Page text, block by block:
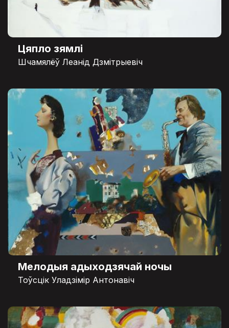
Цяпло зямлі
Шчамялёў Леанід Дзмітрыевіч
Мелодыя адыходзячай ночы
Тоўсцік Уладзімір Антонавіч